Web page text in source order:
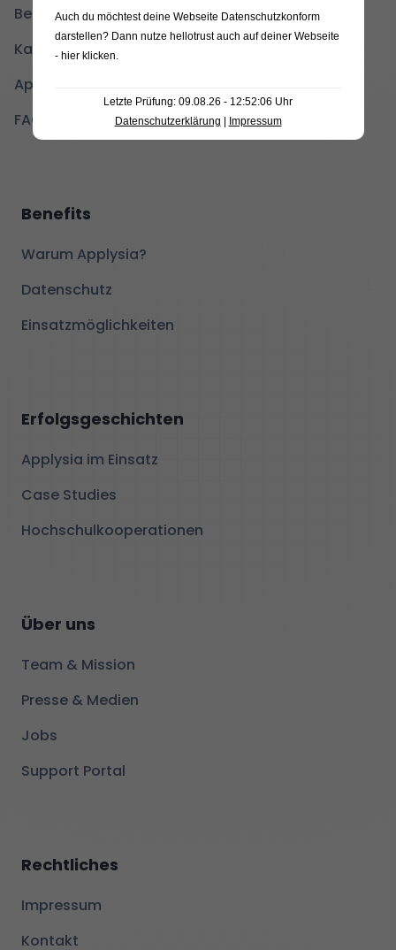
Beobachtungsoberfläche
Kandidat*innenoberfläche
Applysia+
FAQs
Benefits
Warum Applysia?
Datenschutz
Einsatzmöglichkeiten
Erfolgsgeschichten
Applysia im Einsatz
Case Studies
Hochschulkooperationen
Über uns
Team & Mission
Presse & Medien
Jobs
Support Portal
Rechtliches
Impressum
Kontakt
Auch du möchtest deine Webseite Datenschutzkonform
darstellen? Dann nutze hellotrust auch auf deiner Webseite
- hier klicken.
Letzte Prüfung: 09.08.26 - 12:52:06 Uhr
Datenschutzerklärung | Impressum